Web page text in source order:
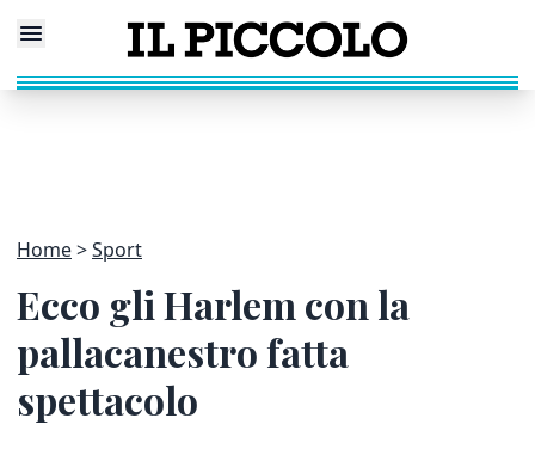
Home Sport
Ecco gli Harlem con la
pallacanestro fatta
spettacolo